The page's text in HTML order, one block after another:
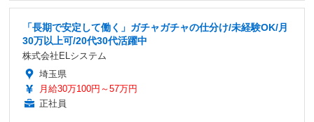
「長期で安定して働く」ガチャガチャの仕分け/未経験OK/月
30万以上可/20代30代活躍中
株式会社ELシステム
埼玉県
月給30万100円～57万円
正社員